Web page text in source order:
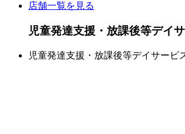
店舗一覧を見る
児童発達支援・放課後等デイ
児童発達支援・放課後等デイサービ